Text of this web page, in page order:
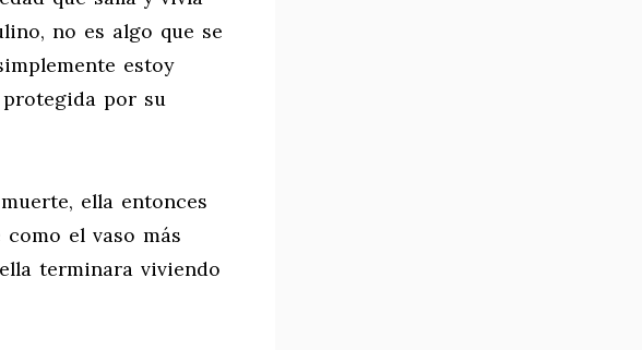
no es algo que se
estoy
por su
ella entonces
el vaso más
terminara viviendo